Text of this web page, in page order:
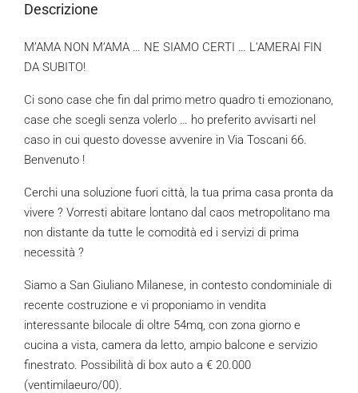
Descrizione
M’AMA NON M’AMA … NE SIAMO CERTI … L’AMERAI FIN
DA SUBITO!
Ci sono case che fin dal primo metro quadro ti emozionano,
case che scegli senza volerlo … ho preferito avvisarti nel
caso in cui questo dovesse avvenire in Via Toscani 66.
Benvenuto !
Cerchi una soluzione fuori città, la tua prima casa pronta da
vivere ? Vorresti abitare lontano dal caos metropolitano ma
non distante da tutte le comodità ed i servizi di prima
necessità ?
Siamo a San Giuliano Milanese, in contesto condominiale di
recente costruzione e vi proponiamo in vendita
interessante bilocale di oltre 54mq, con zona giorno e
cucina a vista, camera da letto, ampio balcone e servizio
finestrato. Possibilità di box auto a € 20.000
(ventimilaeuro/00).